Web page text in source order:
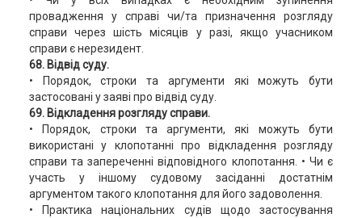
провадження у справі чи/та призначення розгляду
справи через шість місяців у разі, якщо учасником
справи є нерезидент.
68. Відвід суду.
• Порядок, строки та аргументи які можуть бути
застосовані у заяві про відвід суду.
69. Відкладення розгляду справи.
• Порядок, строки та аргументи, які можуть бути
використані у клопотанні про відкладення розгляду
справи та запереченні відповідного клопотання. • Чи є
участь у іншому судовому засіданні достатнім
аргументом такого клопотання для його задоволення.
• Практика національних судів щодо застосування